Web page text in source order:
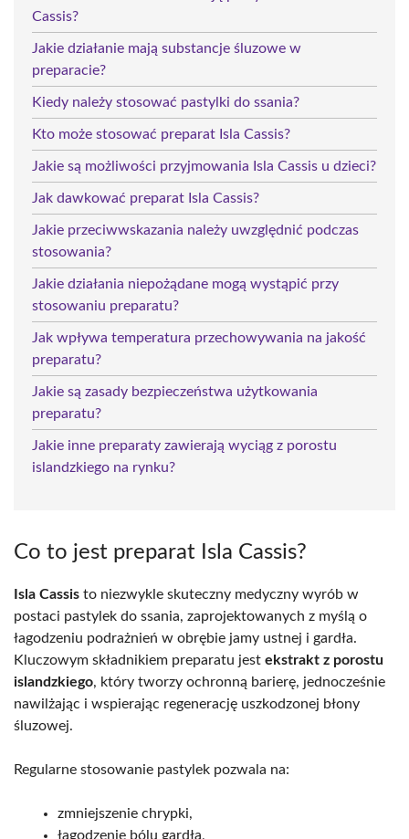
Cassis?
Jakie działanie mają substancje śluzowe w
preparacie?
Kiedy należy stosować pastylki do ssania?
Kto może stosować preparat Isla Cassis?
Jakie są możliwości przyjmowania Isla Cassis u dzieci?
Jak dawkować preparat Isla Cassis?
Jakie przeciwwskazania należy uwzględnić podczas
stosowania?
Jakie działania niepożądane mogą wystąpić przy
stosowaniu preparatu?
Jak wpływa temperatura przechowywania na jakość
preparatu?
Jakie są zasady bezpieczeństwa użytkowania
preparatu?
Jakie inne preparaty zawierają wyciąg z porostu
islandzkiego na rynku?
Co to jest preparat Isla Cassis?
Isla Cassis to niezwykle skuteczny medyczny wyrób w
postaci pastylek do ssania, zaprojektowanych z myślą o
łagodzeniu podrażnień w obrębie jamy ustnej i gardła.
Kluczowym składnikiem preparatu jest ekstrakt z porostu
islandzkiego, który tworzy ochronną barierę, jednocześnie
nawilżając i wspierając regenerację uszkodzonej błony
śluzowej.
Regularne stosowanie pastylek pozwala na:
zmniejszenie chrypki,
łagodzenie bólu gardła,